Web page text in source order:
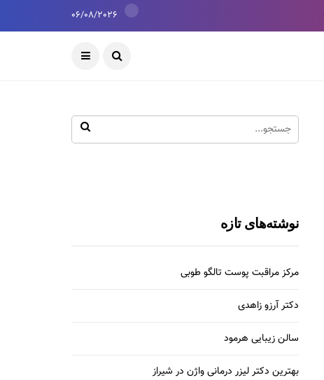
06/08/2026
نوشته‌های تازه
مرکز مراقبت پوست تالگو طوبی
دکتر آرزو زاهدی
سالن زیبایی هرمود
بهترین دکتر لیزر درمانی واژن در شیراز